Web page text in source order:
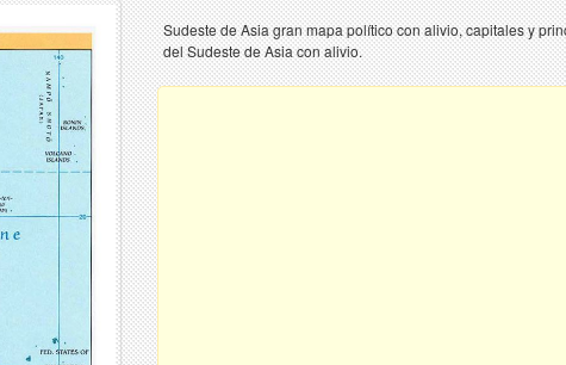
Sudeste de Asia gran mapa político con alivio, capitales y
del Sudeste de Asia con alivio.